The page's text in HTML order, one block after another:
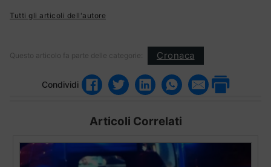
Tutti gli articoli dell'autore
Questo articolo fa parte delle categorie: Cronaca
Condividi
Articoli Correlati